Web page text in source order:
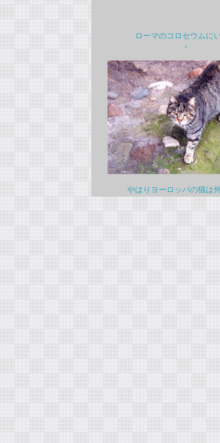
ローマのコロセウムに
↓
やはりヨーロッパの猫は